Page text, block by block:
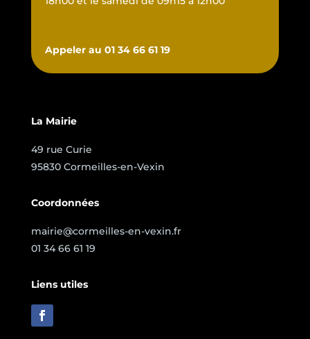
Appeler au 01 34 66 61 19
La Mairie
49 rue Curie
95830 Cormeilles-en-Vexin
Coordonnées
mairie@cormeilles-en-vexin.fr
01 34 66 61 19
Liens utiles